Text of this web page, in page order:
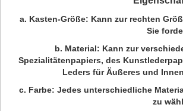
a. Kasten-Größe: Kann zur rechten
Sie
b. Material: Kann zur
Spezialitätenpapiers, des
Leders für Äußeres und
c. Farbe: Jedes unterschiedliche
zu